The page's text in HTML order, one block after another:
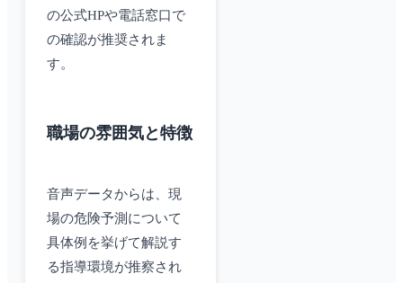
の公式HPや電話窓口で
の確認が推奨されま
す。
職場の雰囲気と特徴
音声データからは、現
場の危険予測について
具体例を挙げて解説す
る指導環境が推察され